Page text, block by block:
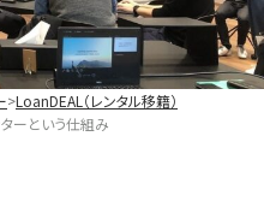
LoanDEAL（レンタル移籍）
ーという仕組み